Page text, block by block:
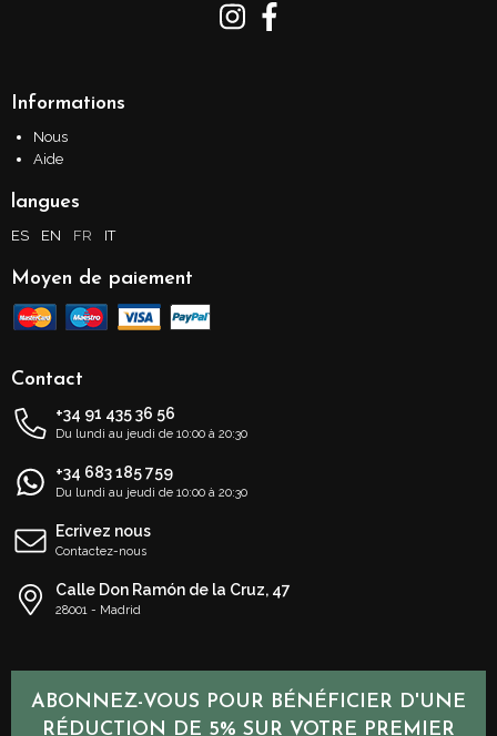
Informations
Nous
Aide
langues
ES EN FR IT
Moyen de paiement
Contact
+34 91 435 36 56
Du lundi au jeudi de 10:00 à 20:30
+34 683 185 759
Du lundi au jeudi de 10:00 à 20:30
Ecrivez nous
Contactez-nous
Calle Don Ramón de la Cruz, 47
28001 - Madrid
ABONNEZ-VOUS POUR BÉNÉFICIER D'UNE
RÉDUCTION DE 5% SUR VOTRE PREMIER